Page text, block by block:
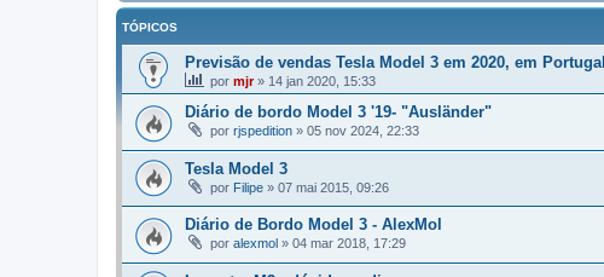
TÓPICOS
Previsão de vendas Tesla Model 3 em 2020, em Portugal
por mjr» 14 jan 2020, 15:33
Diário de bordo Model 3 '19- "Ausländer"
por rjspedition » 05 nov 2024, 22:33
Tesla Model 3
por Filipe » 07 mai 2015, 09:26
Diário de Bordo Model 3 - AlexMol
por alexmol » 04 mar 2018, 17:29